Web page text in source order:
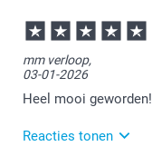
mm verloop,
03-01-2026
Heel mooi geworden!
Reacties tonen